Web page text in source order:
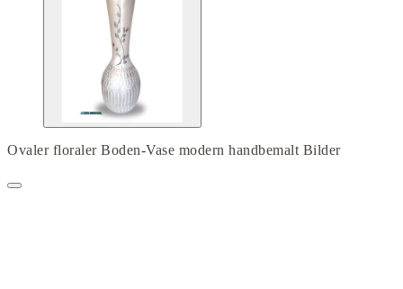
Ovaler floraler Boden-Vase modern handbemalt Bilder